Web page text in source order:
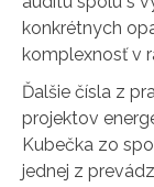
konkrétnych
komplexnosť v
Ďalšie čísla z
projektov
Kubečka zo
jednej z